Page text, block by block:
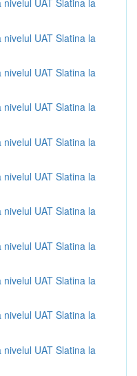
UAT Slatina la
UAT Slatina la
UAT Slatina la
UAT Slatina la
UAT Slatina la
UAT Slatina la
UAT Slatina la
UAT Slatina la
UAT Slatina la
UAT Slatina la
UAT Slatina la